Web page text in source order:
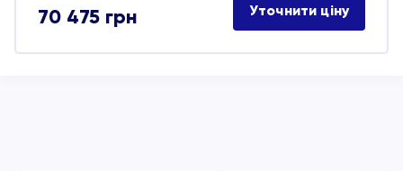
70 475 грн Уточнити ціну